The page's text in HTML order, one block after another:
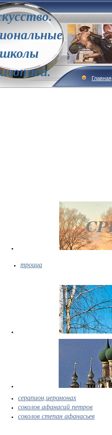
школы
Главная
троица
серапион,иеромонах
соколов афанасий петров
соколов степан афанасьев